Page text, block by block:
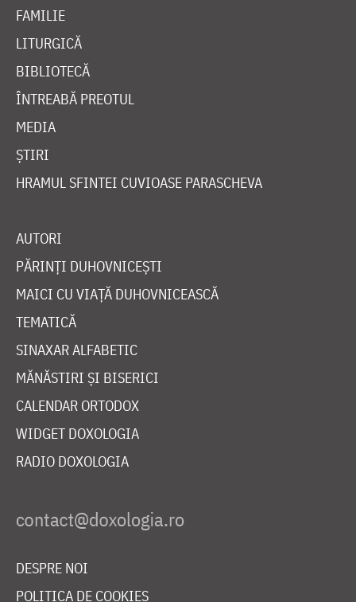
FAMILIE
LITURGICĂ
BIBLIOTECĂ
ÎNTREABĂ PREOTUL
MEDIA
ȘTIRI
HRAMUL SFINTEI CUVIOASE PARASCHEVA
AUTORI
PĂRINȚI DUHOVNICEȘTI
MAICI CU VIAȚĂ DUHOVNICEASCĂ
TEMATICĂ
SINAXAR ALFABETIC
MĂNĂSTIRI ȘI BISERICI
CALENDAR ORTODOX
WIDGET DOXOLOGIA
RADIO DOXOLOGIA
DESPRE NOI
POLITICA DE COOKIES